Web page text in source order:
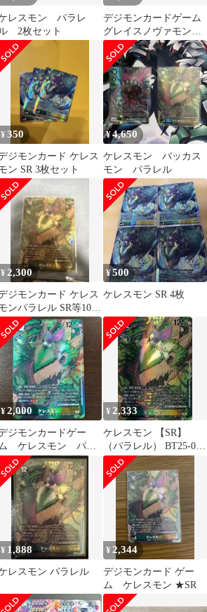
レスモン パラレ
ル 2枚セット
デジモンカードゲーム
グレイスノヴァモン
モナークリザモン ハ
バキリモン まとめ
¥350
ジモンカード ケレス
ン SR 3枚セット
¥4,650
ケレスモン バッカス
モン パラレル
¥ 2,300
ジモンカード ケレス
ンパラレル SR等10枚
まけ
¥500
ケレスモン SR 4枚
¥2,000
ジモンカードゲー
ケレスモン パラ
ル SR
¥2,333
ケレスモン 【SR】
（パラレル） BT25-059
デジモンカードゲーム
DUAL REVOLUTION
¥ 1,888
レスモン パラレル
¥ 2,344
デジモンカード ゲー
ム ケレスモン ★SR